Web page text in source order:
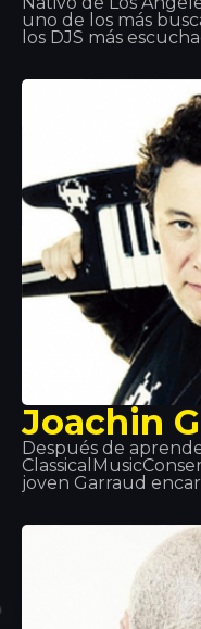
uno de los más
los DJS más
técnica en los
música. Es por esto
Joachin
Después de
joven Garraud
del planeta:
en particular sus
Bob Sinclair. Lo
Tomorrowland,